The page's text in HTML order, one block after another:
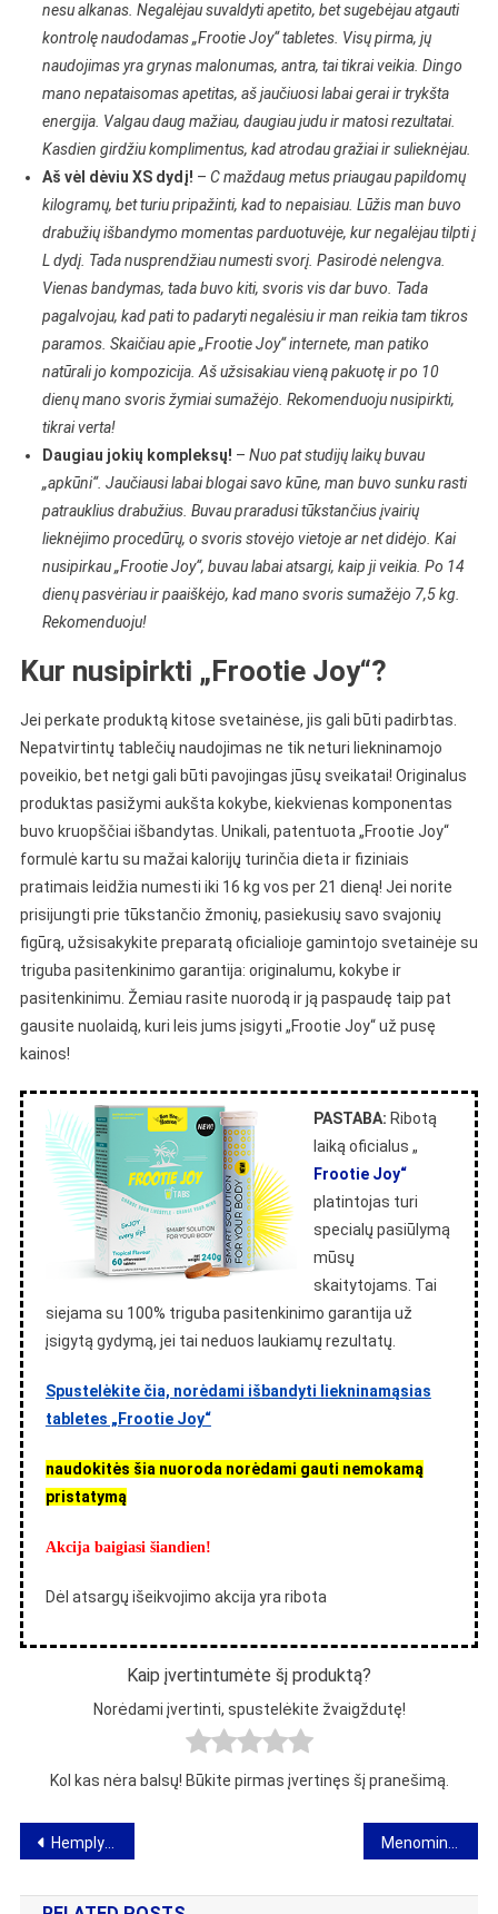
nesu alkanas. Negalėjau suvaldyti apetito, bet sugebėjau atgauti
kontrolę naudodamas „Frootie Joy“ tabletes. Visų pirma, jų
naudojimas yra grynas malonumas, antra, tai tikrai veikia. Dingo
mano nepataisomas apetitas, aš jaučiuosi labai gerai ir trykšta
energija. Valgau daug mažiau, daugiau judu ir matosi rezultatai.
Kasdien girdžiu komplimentus, kad atrodau gražiai ir sulieknėjau.
Aš vėl dėviu XS dydį! – Cmaždaug metus priaugau papildomų
kilogramų, bet turiu pripažinti, kad to nepaisiau. Lūžis man buvo
drabužių išbandymo momentas parduotuvėje, kur negalėjau tilpti į
L dydį. Tada nusprendžiau numesti svorį. Pasirodė nelengva.
Vienas bandymas, tada buvo kiti, svoris vis dar buvo. Tada
pagalvojau, kad pati to padaryti negalėsiu ir man reikia tam tikros
paramos. Skaičiau apie „Frootie Joy“ internete, man patiko
natūrali jo kompozicija. Aš užsisakiau vieną pakuotę ir po 10
dienų mano svoris žymiai sumažėjo. Rekomenduoju nusipirkti,
tikrai verta!
Daugiau jokių kompleksų! – Nuo pat studijų laikų buvau
„apkūni“. Jaučiausi labai blogai savo kūne, man buvo sunku rasti
patrauklius drabužius. Buvau praradusi tūkstančius įvairių
lieknėjimo procedūrų, o svoris stovėjo vietoje ar net didėjo. Kai
nusipirkau „Frootie Joy“, buvau labai atsargi, kaip ji veikia. Po 14
dienų pasvėriau ir paaiškėjo, kad mano svoris sumažėjo 7,5 kg.
Rekomenduoju!
Kur nusipirkti „Frootie Joy“?
Jei perkate produktą kitose svetainėse, jis gali būti padirbtas.
Nepatvirtintų tablečių naudojimas ne tik neturi liekninamojo
poveikio, bet netgi gali būti pavojingas jūsų sveikatai! Originalus
produktas pasižymi aukšta kokybe, kiekvienas komponentas
buvo kruopščiai išbandytas. Unikali, patentuota „Frootie Joy“
formulė kartu su mažai kalorijų turinčia dieta ir fiziniais
pratimais leidžia numesti iki 16 kg vos per 21 dieną! Jei norite
prisijungti prie tūkstančio žmonių, pasiekusių savo svajonių
figūrą, užsisakykite preparatą oficialioje gamintojo svetainėje su
triguba pasitenkinimo garantija: originalumu, kokybe ir
pasitenkinimu. Žemiau rasite nuorodą ir ją paspaudę taip pat
gausite nuolaidą, kuri leis jums įsigyti „Frootie Joy“ už pusę
kainos!
PASTABA: Ribotą
laiką oficialus „
Frootie Joy“
platintojas turi
specialų pasiūlymą
mūsų
skaitytojams. Tai
siejama su 100% triguba pasitenkinimo garantija už
įsigytą gydymą, jei tai neduos laukiamų rezultatų.
Spustelėkite čia, norėdami išbandyti liekninamąsias
tabletes „Frootie Joy“
naudokitės šia nuoroda norėdami gauti nemokamą
pristatymą
Akcija baigiasi šiandien!
Dėl atsargų išeikvojimo akcija yra ribota
Kaip įvertintumėte šį produktą?
Norėdami įvertinti, spustelėkite žvaigždutę!
Kol kas nėra balsų! Būkite pirmas įvertinęs šį pranešimą.
Navigacija
tarp
Hemply Hair Fall Prevention Lotion – nuomonė apie plaukų slinkimo prevencijos losjoną